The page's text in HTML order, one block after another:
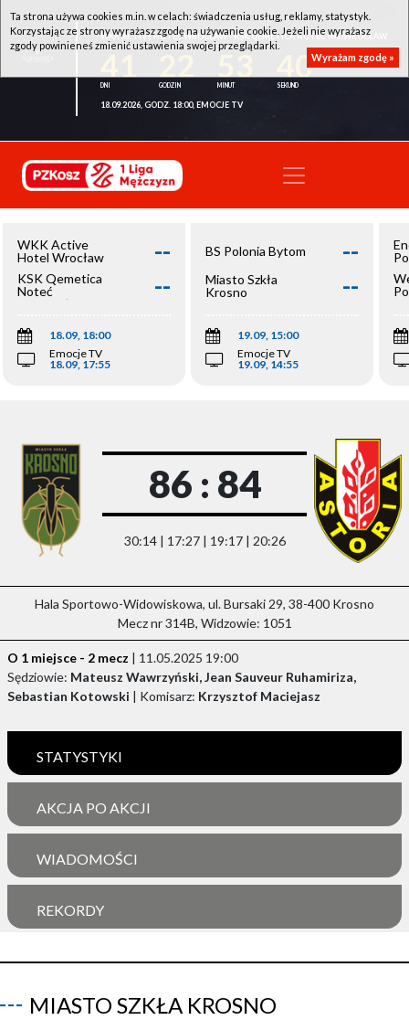
WKK ACTIVE HOTEL WROCŁAW - KSK QEMETICA NOTEĆ INOWROCŁAW
39
18.09.2026, GODZ. 18:00, EMOCJE TV
WKK Active
Hotel Wrocław
--
KSK Qemetica
Noteć
Inowrocław
--
18.09, 18:00
Emocje TV
18.09, 17:55
BS Polonia Bytom --
Miasto Szkła
Krosno
--
19.09, 15:00
Emocje TV
19.09, 14:55
86 : 84
30:14 | 17:27 | 19:17 | 20:26
Hala Sportowo-Widowiskowa, ul. Bursaki 29, 38-400 Krosno
Mecz nr 314B, Widzowie: 1051
O 1 miejsce - 2 mecz | 11.05.2025 19:00
Sędziowie: Mateusz Wawrzyński, Jean Sauveur Ruhamiriza,
Sebastian Kotowski | Komisarz: Krzysztof Maciejasz
STATYSTYKI
AKCJA PO AKCJI
WIADOMOŚCI
REKORDY
MIASTO SZKŁA KROSNO
Ta strona używa cookies m.in. w celach: świadczenia usług, reklamy, statystyk.
Korzystając ze strony wyrażasz zgodę na używanie cookie. Jeżeli nie wyrażasz
zgody powinieneś zmienić ustawienia swojej przeglądarki.
Wyrażam zgodę »